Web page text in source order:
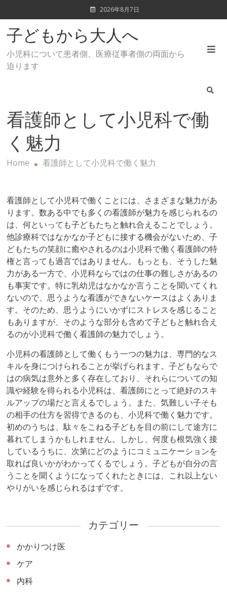
to
content
2026年8月7日
子どもから大人へ
小児科について患者側、医療従事者側の両面から
迫ります
看護師として小児科で働
く魅力
Home 看護師として小児科で働く魅力
看護師として小児科で働くことには、さまざまな魅力があ
ります。数ある中でも多くの看護師が魅力を感じられるの
は、何といっても子どもたちと触れ合えることでしょう。
他診療科ではなかなか子どもに接する機会がないため、子
どもたちの笑顔に癒やされるのは小児科で働く看護師の特
権と言っても過言ではありません。もっとも、そうした魅
力がある一方で、小児科ならではの仕事の難しさがあるの
も事実です。特に乳幼児はなかなか言うことを聞いてくれ
ないので、思うような看護ができないケースはよくありま
す。そのため、思うようにいかずにストレスを感じること
もありますが、そのような部分も含めて子どもと触れ合え
るのが小児科で働く看護師の魅力でしょう。
小児科の看護師として働くもう一つの魅力は、専門的なス
キルを身につけられることが挙げられます。子どもならで
はの病気は意外と多く存在しており、それらについての知
識や経験を得られる小児科は、看護師にとって絶好のスキ
ルアップの場だと言えるでしょう。また、気難しい子そも
の相手の仕方を習得できるのも、小児科で働く魅力です。
初めのうちは、駄々をこねる子どもを目の前にして途方に
暮れてしまうかもしれません。しかし、何度も根気強く接
しているうちに、次第にどのようにコミュニケーションを
取れば良いかがわかってくるでしょう。子どもが自分の言
うことを聞くようになってくれたときには、これ以上ない
やりがいを感じられるはずです。
カテゴリー
かかりつけ医
ケア
内科